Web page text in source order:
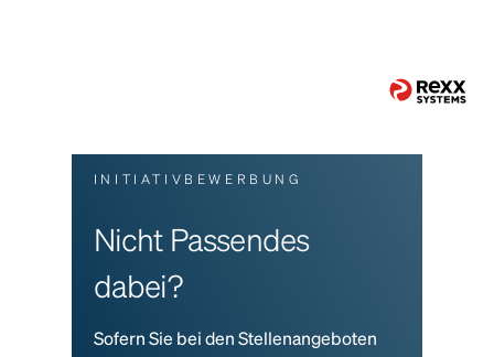
INITIATIVBEWERBUNG
Nicht Passendes
dabei?
Sofern Sie bei den Stellenangeboten